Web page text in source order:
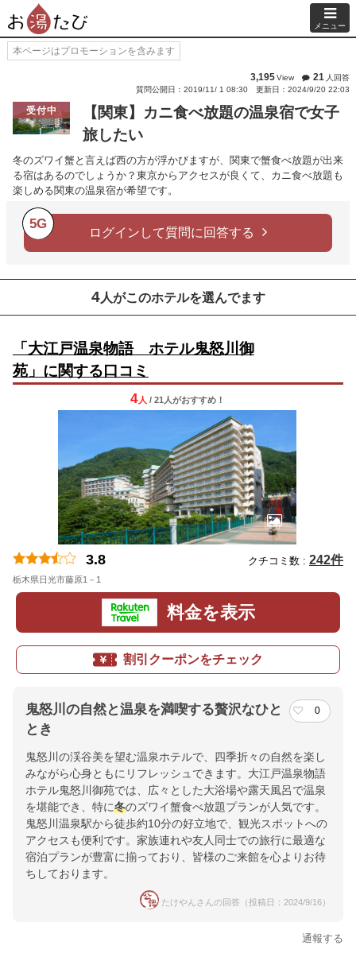
メニュー
本ページはプロモーションを含みます
3,195View 21 人回答
質問公開日：2019/11/ 1 08:30
更新日：2024/9/20 22:03
受付中
【関東】カニ食べ放題の温泉宿で女子
旅したい
冬のズワイ蟹と言えば西の方が浮かびますが、関東で蟹食べ放題が出来
る宿はあるのでしょうか？東京からアクセスが良くて、カニ食べ放題も
楽しめる関東の温泉宿が希望です。
5G
ログインして質問に回答する
4人がこのホテルを選んでます
「大江戸温泉物語 ホテル鬼怒川御
苑」に関する口コミ
4人 / 21人がおすすめ！
3.8 クチコミ数 : 242件
栃木県日光市藤原1－1
料金を表示
割引クーポンをチェック
鬼怒川の自然と温泉を満喫する贅沢なひと
とき
0
鬼怒川の渓谷美を望む温泉ホテルで、四季折々の自然を楽し
みながら心身ともにリフレッシュできます。大江戸温泉物語
ホテル鬼怒川御苑では、広々とした大浴場や露天風呂で温泉
を堪能でき、特に冬のズワイ蟹食べ放題プランが人気です。
鬼怒川温泉駅から徒歩約10分の好立地で、観光スポットへの
アクセスも便利です。家族連れや友人同士での旅行に最適な
宿泊プランが豊富に揃っており、皆様のご来館を心よりお待
ちしております。
たけやんさんの回答（投稿日：2024/9/16）
通報する